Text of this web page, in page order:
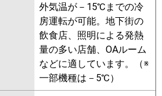
PA-P50F7SHB PA-P50F7SHNB
PA-P50F7SHN PA-P50F7SH PA-
P50F6SHB PA-P50F6SHNB PA-
PA-P50F6SHN
外気温が－15℃までの冷
房運転が可能。地下街の
飲食店、照明による発熱
量の多い店舗、OAルーム
などに適しています。（※
一部機種は－5℃）